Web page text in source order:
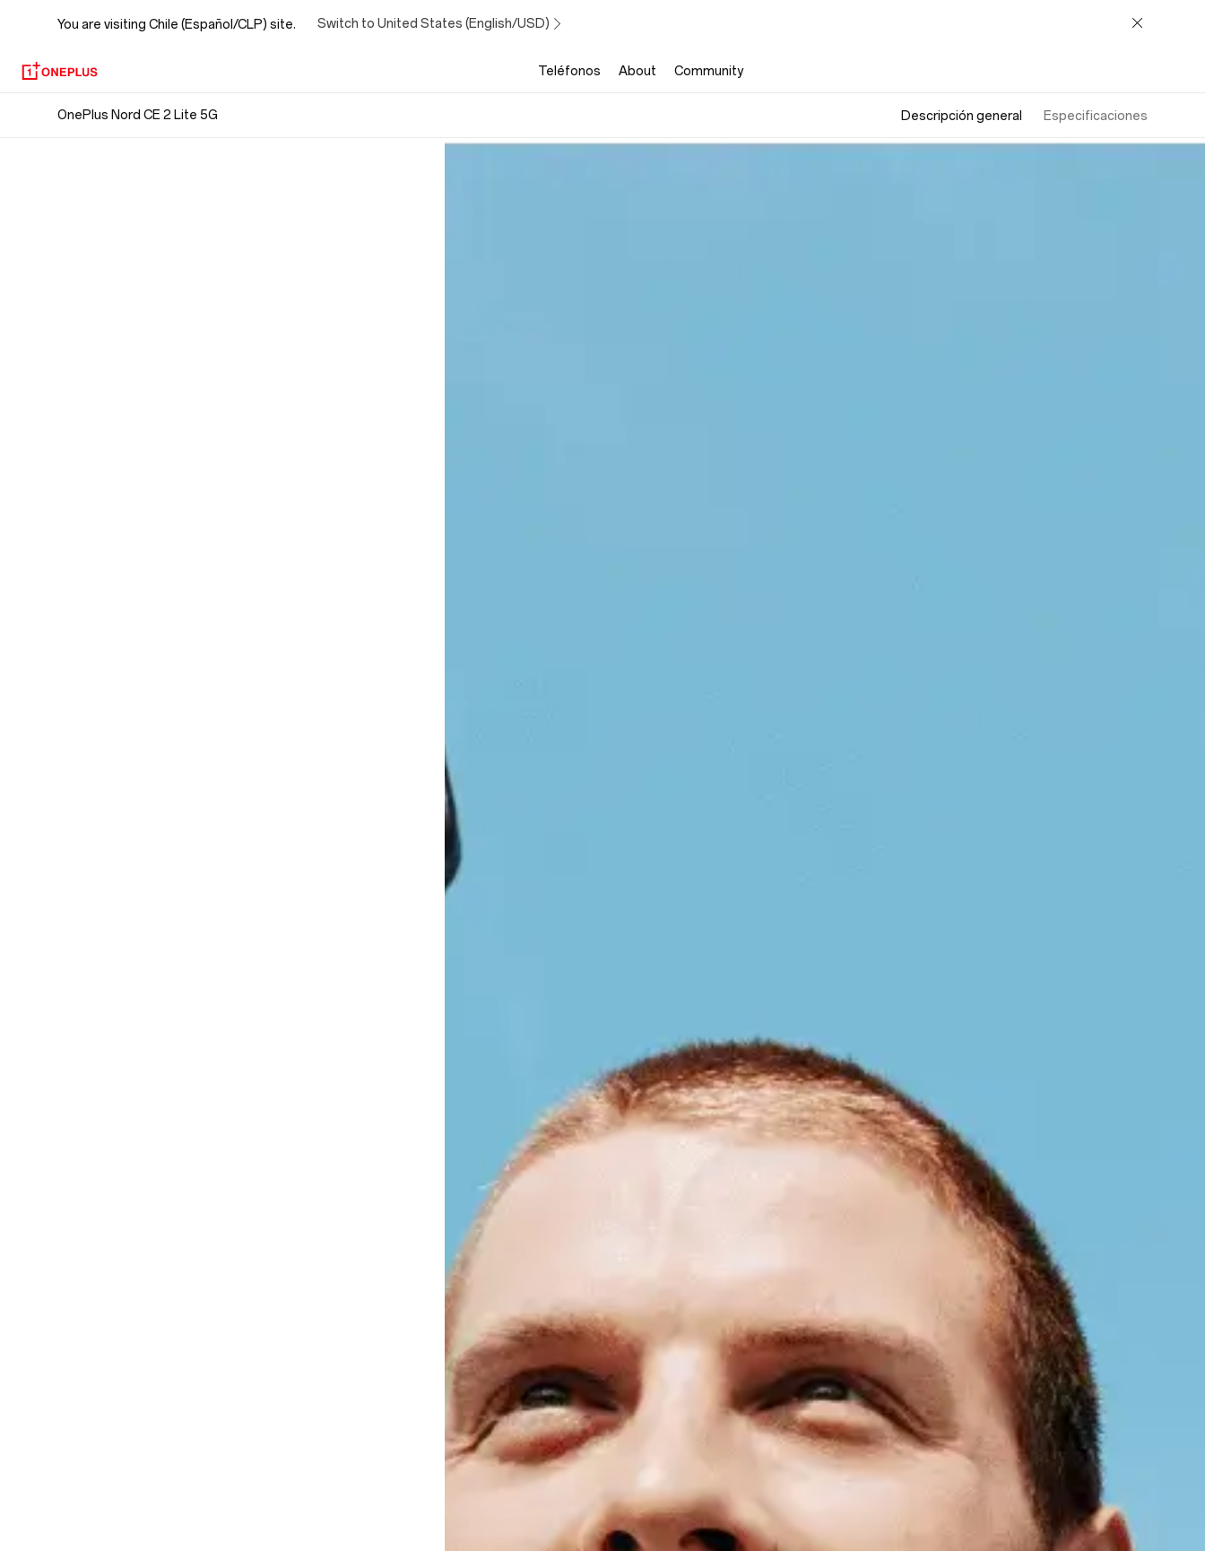
OnePlus
CE
You are visiting Chile (Español/CLP) site. Switch to United States (English/USD)
Teléfonos About Community
OnePlus Nord CE 2 Lite 5G Descripción general Especificaciones